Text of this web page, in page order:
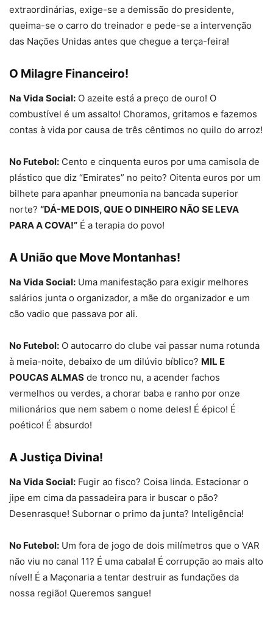
extraordinárias, exige-se a demissão do presidente,
queima-se o carro do treinador e pede-se a intervenção
das Nações Unidas antes que chegue a terça-feira!
O Milagre Financeiro!
Na Vida Social: O azeite está a preço de ouro! O
combustível é um assalto! Choramos, gritamos e fazemos
contas à vida por causa de três cêntimos no quilo do arroz!
No Futebol: Cento e cinquenta euros por uma camisola de
plástico que diz “Emirates” no peito? Oitenta euros por um
bilhete para apanhar pneumonia na bancada superior
norte? “DÁ-ME DOIS, QUE O DINHEIRO NÃO SE LEVA
PARA A COVA!” É a terapia do povo!
A União que Move Montanhas!
Na Vida Social: Uma manifestação para exigir melhores
salários junta o organizador, a mãe do organizador e um
cão vadio que passava por ali.
No Futebol: O autocarro do clube vai passar numa rotunda
à meia-noite, debaixo de um dilúvio bíblico? MIL E
POUCAS ALMAS de tronco nu, a acender fachos
vermelhos ou verdes, a chorar baba e ranho por onze
milionários que nem sabem o nome deles! É épico! É
poético! É absurdo!
A Justiça Divina!
Na Vida Social: Fugir ao fisco? Coisa linda. Estacionar o
jipe em cima da passadeira para ir buscar o pão?
Desenrasque! Subornar o primo da junta? Inteligência!
No Futebol: Um fora de jogo de dois milímetros que o VAR
não viu no canal 11? É uma cabala! É corrupção ao mais alto
nível! É a Maçonaria a tentar destruir as fundações da
nossa região! Queremos sangue!